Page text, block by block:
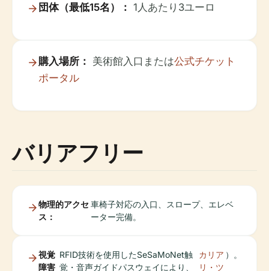
団体（最低15名）： 1人あたり3ユーロ
購入場所： 美術館入口または公式チケット
ポータル
バリアフリー
物理的アクセ
ス：
車椅子対応の入口、スロープ、エレベ
ーター完備。
視覚
障害
RFID技術を使用したSeSaMoNet触
覚・音声ガイドパスウェイにより、
カリア
リ・ツ
）。